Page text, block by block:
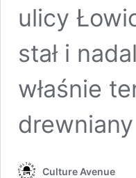
ulicy
stał i
właśnie
Culture Avenue